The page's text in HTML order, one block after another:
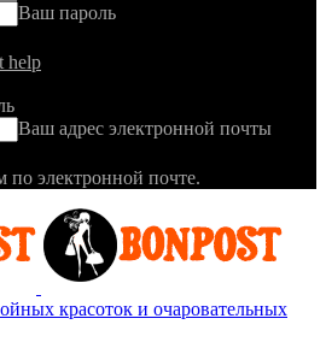
Ваш пароль
help
Ваш адрес электронной почты
по электронной почте.
красоток и очаровательных